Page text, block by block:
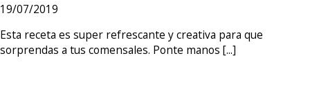
19/07/2019
Esta receta es super refrescante y creativa para que
sorprendas a tus comensales. Ponte manos [...]